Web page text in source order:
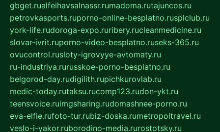
gbget.rualfeihavsalnassr.rumadoma.rutajuncos.ru
petrovkasports.ruporno-online-besplatno.rusplclub.ru
york-life.rudoroga-expo.ruribery.rucleanmedicine.ru
slovar-ivrit.ruporno-video-besplatno.ruseks-365.ru
ovucontrol.rusloty-igrovyye-avtomaty.ru
ru-industriya.rurusskoe-porno-besplatno.ru
belgorod-day.rudigilith.rupichkurovlab.ru
medic-today.rutaksu.rucomp123.rudon-ykt.ru
teensvoice.ruimgsharing.rudomashnee-porno.ru
eva-elfie.rufoto-tur.rubiz-doska.rumetropoltravel.ru
veslo-i-yakor.ruborodino-media.rurostotsky.ru